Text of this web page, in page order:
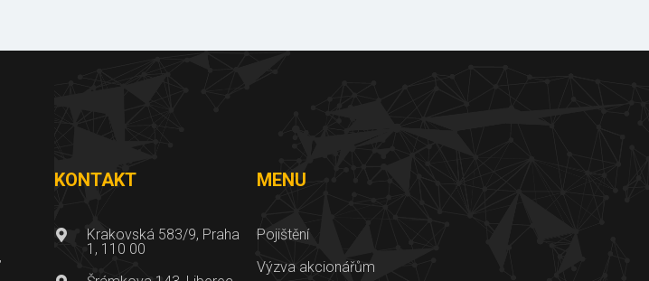
KONTAKT
Krakovská 583/9, Praha
1, 110 00
MENU
Pojištění
Výzva akcionářům